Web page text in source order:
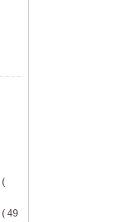
(
( 49